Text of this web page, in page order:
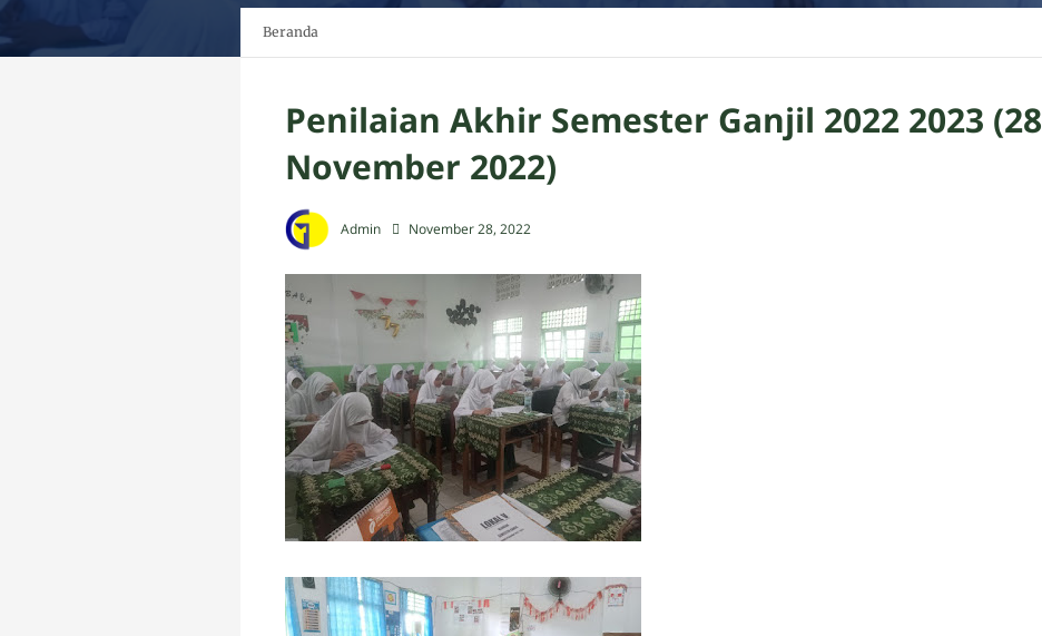
Beranda
Penilaian Akhir Semester Ganjil 2022 2023 (28
November 2022)
Admin November 28, 2022